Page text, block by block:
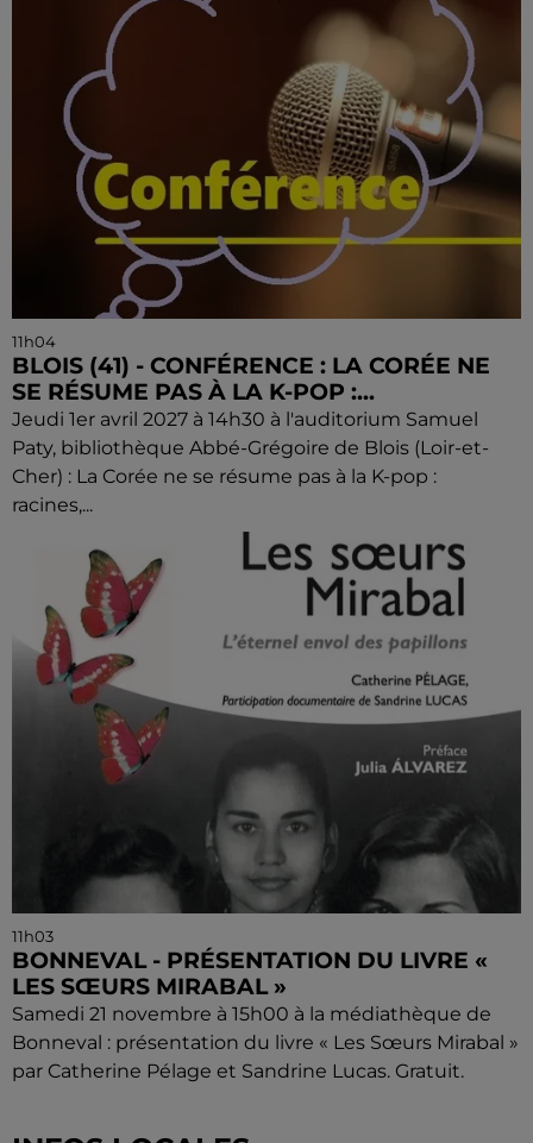
11h04
BLOIS (41) - CONFÉRENCE : LA CORÉE NE
SE RÉSUME PAS À LA K-POP :...
Jeudi 1er avril 2027 à 14h30 à l'auditorium Samuel
Paty, bibliothèque Abbé-Grégoire de Blois (Loir-et-
Cher) : La Corée ne se résume pas à la K-pop :
racines,...
11h03
BONNEVAL - PRÉSENTATION DU LIVRE «
LES SŒURS MIRABAL »
Samedi 21 novembre à 15h00 à la médiathèque de
Bonneval : présentation du livre « Les Sœurs Mirabal »
par Catherine Pélage et Sandrine Lucas. Gratuit.